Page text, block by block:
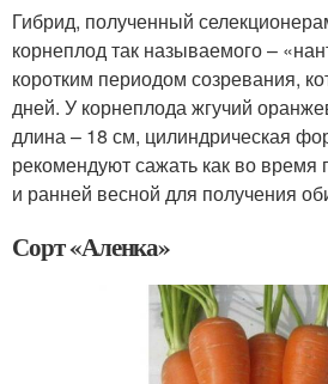
Гибрид, полученный
корнеплод так называемого –
коротким периодом созревания,
дней. У корнеплода жгучий
длина – 18 см, цилиндрическая
рекомендуют сажать как во время
и ранней весной для получения
Сорт «Аленка»